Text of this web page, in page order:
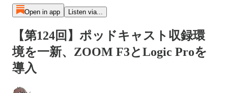
Open in app Listen via...
【第124回】ポッドキャスト収録環
境を一新、ZOOM F3とLogic Proを
導入